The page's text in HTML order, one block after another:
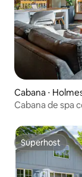
Cabana ⋅
Cabana de spa
Superhost
Superhost